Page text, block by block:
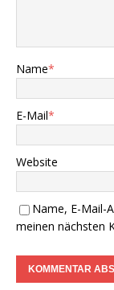
Name*
E-Mail*
Website
Name, E-Mail-
meinen nächsten